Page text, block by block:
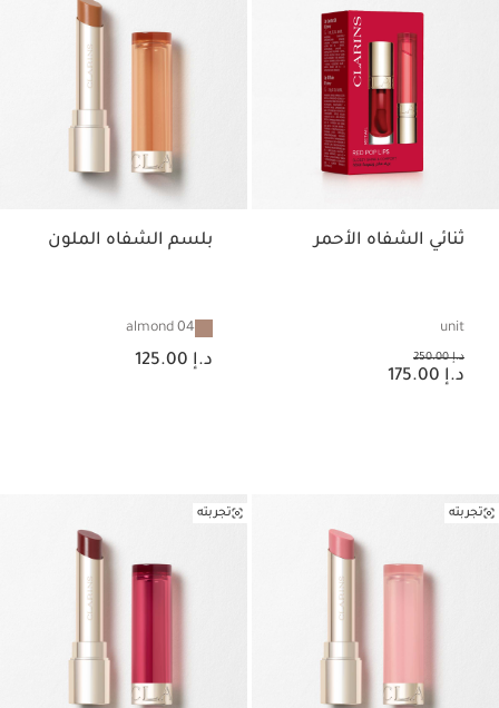
ثنائي الشفاه الأحمر
unit
د.إ 250.00
السعر الحالي هو د.إ 175.00
د.إ 175.00
بلسم الشفاه الملون
04 almond
السعر الحالي هو د.إ 125.00
د.إ 125.00
تجربته تجربته